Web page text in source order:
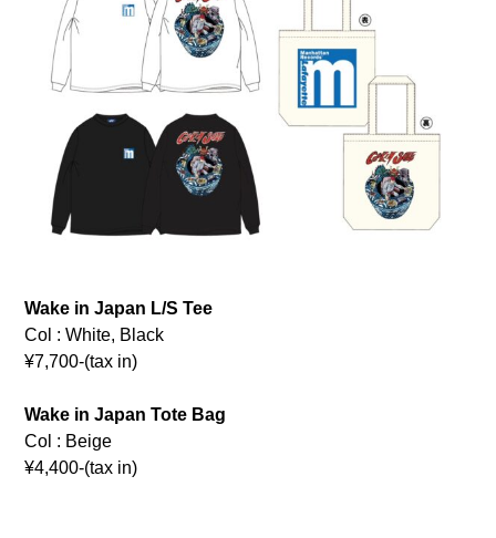
Wake in Japan L/S Tee
Col : White, Black
¥7,700-(tax in)
Wake in Japan Tote Bag
Col : Beige
¥4,400-(tax in)